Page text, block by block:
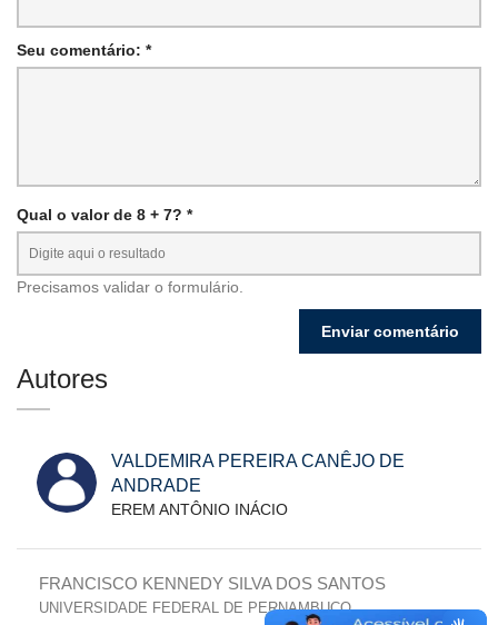
Seu comentário: *
Qual o valor de 8 + 7? *
Precisamos validar o formulário.
Autores
VALDEMIRA PEREIRA CANÊJO DE
ANDRADE
EREM ANTÔNIO INÁCIO
FRANCISCO KENNEDY SILVA DOS SANTOS
UNIVERSIDADE FEDERAL DE PERNAMBUCO